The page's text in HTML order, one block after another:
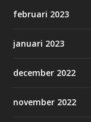
februari 2023
januari 2023
december 2022
november 2022